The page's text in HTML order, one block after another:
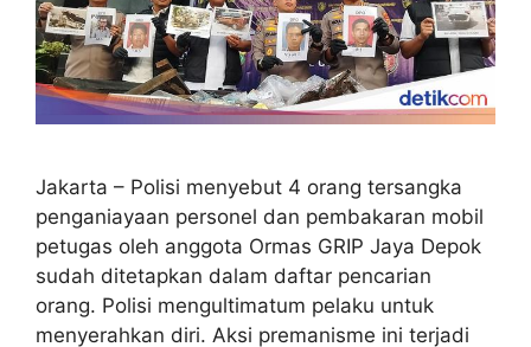
Jakarta – Polisi menyebut 4 orang tersangka
penganiayaan personel dan pembakaran mobil
petugas oleh anggota Ormas GRIP Jaya Depok
sudah ditetapkan dalam daftar pencarian
orang. Polisi mengultimatum pelaku untuk
menyerahkan diri. Aksi premanisme ini terjadi